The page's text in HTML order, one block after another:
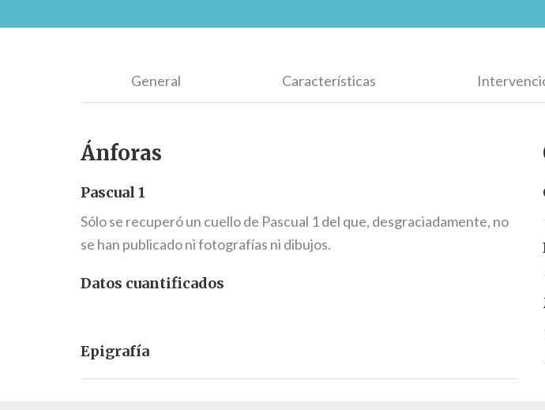
General Características
Ánforas
Pascual 1
Sólo se recuperó un cuello de Pascual 1 del que, desgraciadamente, no
se han publicado ni fotografías ni dibujos.
Datos cuantificados
Epigrafía